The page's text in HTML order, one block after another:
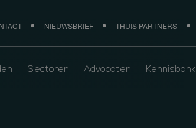
NIEUWSBRIEF THUIS PARTNERS
Sectoren Advocaten Kennisbank